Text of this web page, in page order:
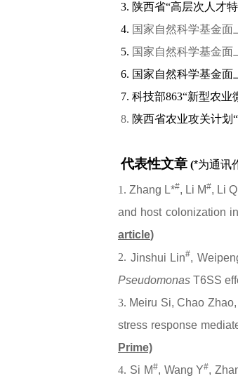
3. 陕西省“高层次人才
4. 国家自然科学基金面
5. 国家自然科学基金
6. 国家自然科学基金面
7. 科技部863“新型农业
8. 陕西省农业攻关计划
代表性文章 (*为通讯
1. Zhang L*#, Li M#, Li
and host colonization
article)
2. Jinshui Lin#,
Pseudomonas T6SS
3. Meiru Si, Chao
stress response
Prime)
4. Si M#, Wang Y#,